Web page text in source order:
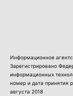
Информационное
Зарегистрировано
информационных
номер и дата принятия
августа 2018